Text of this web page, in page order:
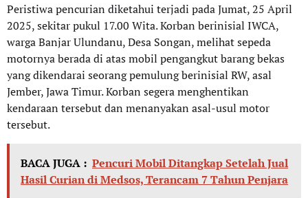
Peristiwa pencurian diketahui terjadi pada Jumat, 25 April
2025, sekitar pukul 17.00 Wita. Korban berinisial IWCA,
warga Banjar Ulundanu, Desa Songan, melihat sepeda
motornya berada di atas mobil pengangkut barang bekas
yang dikendarai seorang pemulung berinisial RW, asal
Jember, Jawa Timur. Korban segera menghentikan
kendaraan tersebut dan menanyakan asal-usul motor
tersebut.
BACA JUGA : Pencuri Mobil Ditangkap Setelah Jual
Hasil Curian di Medsos, Terancam 7 Tahun Penjara